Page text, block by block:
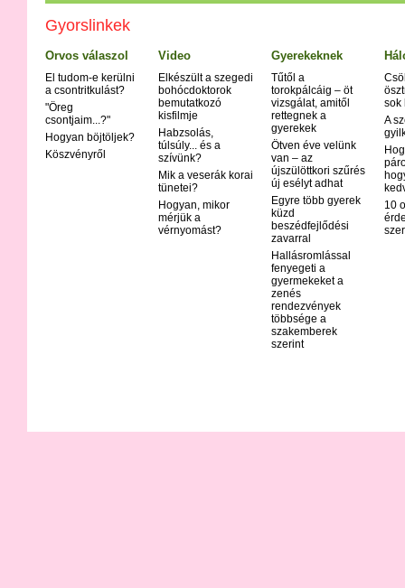
Gyorslinkek
Orvos válaszol
El tudom-e kerülni
a csontritkulást?
"Öreg
csontjaim...?"
Hogyan böjtöljek?
Köszvényről
Video
Elkészült a szegedi
bohócdoktorok
bemutatkozó
kisfilmje
Habzsolás,
túlsúly... és a
szívünk?
Mik a veserák korai
tünetei?
Hogyan, mikor
mérjük a
vérnyomást?
Gyerekeknek
Tűtől a
torokpálcáig – öt
vizsgálat, amitől
rettegnek a
gyerekek
Ötven éve velünk
van – az
újszülöttkori szűrés
új esélyt adhat
Egyre több gyerek
küzd
beszédfejlődési
zavarral
Hallásromlással
fenyegeti a
gyermekeket a
zenés
rendezvények
többsége a
szakemberek
szerint
sok
A
10